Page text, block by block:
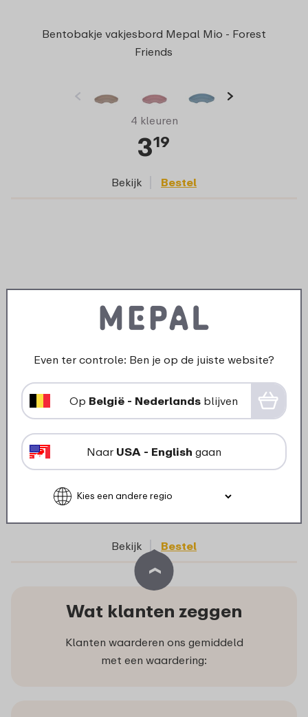
Bentobakje vakjesbord Mepal Mio - Forest
Friends
4 kleuren
319
Bekijk Bestel
Bentobakje vakjesbord Mepal Mio - Little
Farm
19
Bekijk Bestel
Wat klanten zeggen
Klanten waarderen ons gemiddeld
met een waardering:
Even ter controle: Ben je op de juiste website?
Op België - Nederlands blijven
Naar USA - English gaan